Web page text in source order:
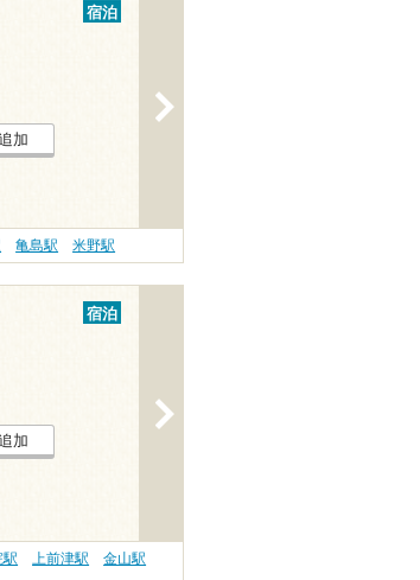
宿泊
加
亀島駅 米野駅
宿泊
加
駅 上前津駅
金山駅